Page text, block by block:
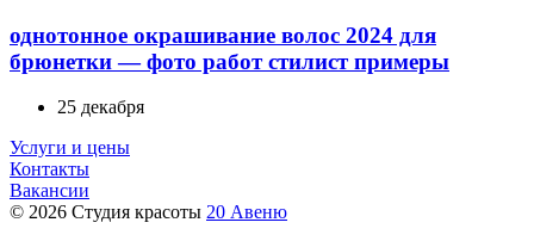
однотонное окрашивание волос 2024 для
брюнетки — фото работ стилист примеры
25 декабря
Услуги и цены
Контакты
Вакансии
© 2026 Студия красоты 20 Авеню